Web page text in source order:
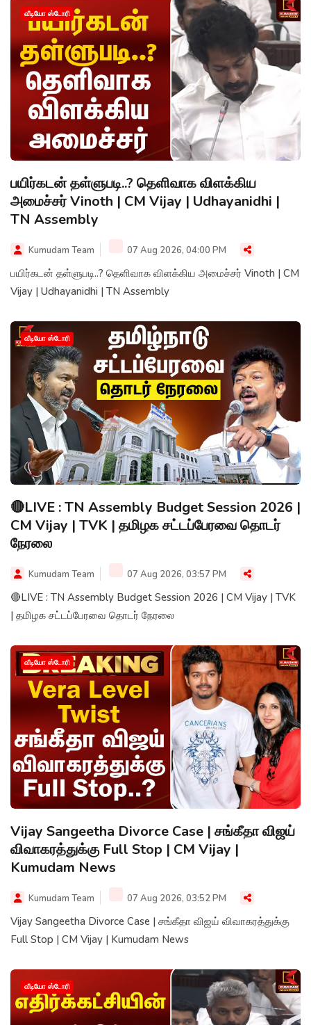
வீடியோ ஸ்டோரி
பயிர்கடன் தள்ளுபடி..? தெளிவாக விளக்கிய
அமைச்சர் Vinoth | CM Vijay | Udhayanidhi |
TN Assembly
Kumudam Team 07 Aug 2026, 04:00 PM
பயிர்கடன் தள்ளுபடி..? தெளிவாக விளக்கிய அமைச்சர் Vinoth | CM
Vijay | Udhayanidhi | TN Assembly
வீடியோ ஸ்டோரி
🔴LIVE : TN Assembly Budget Session 2026 |
CM Vijay | TVK | தமிழக சட்டப்பேரவை தொடர்
நேரலை
Kumudam Team 07 Aug 2026, 03:57 PM
🔴LIVE : TN Assembly Budget Session 2026 | CM Vijay | TVK
| தமிழக சட்டப்பேரவை தொடர் நேரலை
வீடியோ ஸ்டோரி
Vijay Sangeetha Divorce Case | சங்கீதா விஜய்
விவாகரத்துக்கு Full Stop | CM Vijay |
Kumudam News
Kumudam Team 07 Aug 2026, 03:52 PM
Vijay Sangeetha Divorce Case | சங்கீதா விஜய் விவாகரத்துக்கு
Full Stop | CM Vijay | Kumudam News
வீடியோ ஸ்டோரி